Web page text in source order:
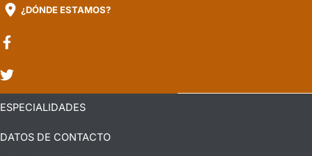
¿DÓNDE ESTAMOS?
ESPECIALIDADES
DATOS DE CONTACTO